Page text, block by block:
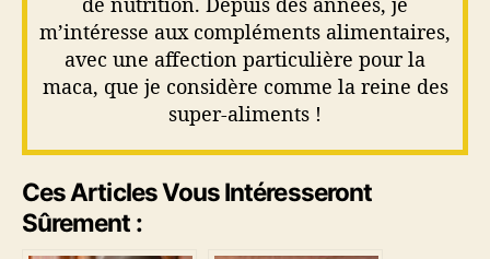
m’intéresse aux compléments alimentaires,
avec une affection particulière pour la
maca, que je considère comme la reine des
super-aliments !
Ces Articles Vous Intéresseront
Sûrement :